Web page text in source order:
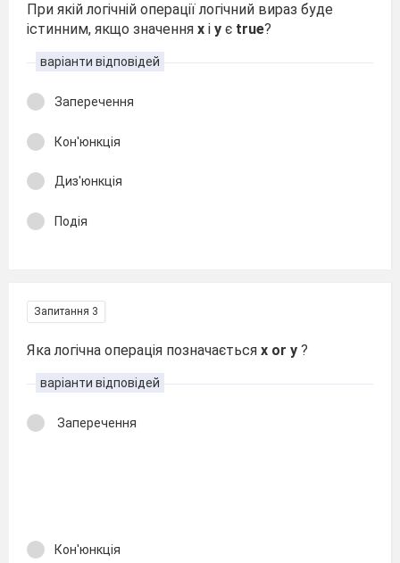
При якій логічній операції логічний вираз буде
істинним, якщо значення х і у є true?
варіанти відповідей
Заперечення
Кон'юнкція
Диз'юнкція
Подія
Запитання 3
Яка логічна операція позначається x or y ?
варіанти відповідей
Заперечення
Кон'юнкція